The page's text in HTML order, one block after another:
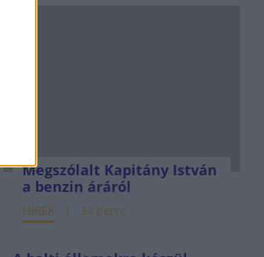
Megszólalt Kapitány István
a benzin áráról
HÍREK 34 perce